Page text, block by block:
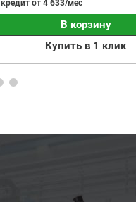
кредит от 4 633/мес
В корзину
Купить в 1 клик